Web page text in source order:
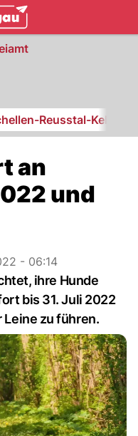
Reusstal-
an
und
- 06:14
ihre Hunde
bis 31. Juli 2022
Leine zu führen.